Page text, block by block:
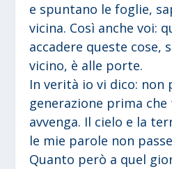
e spuntano le foglie,
vicina. Così anche voi:
accadere queste cose,
vicino, è alle porte.
In verità io vi dico: non
generazione prima
avvenga. Il cielo e la
le mie parole non
Quanto però a quel